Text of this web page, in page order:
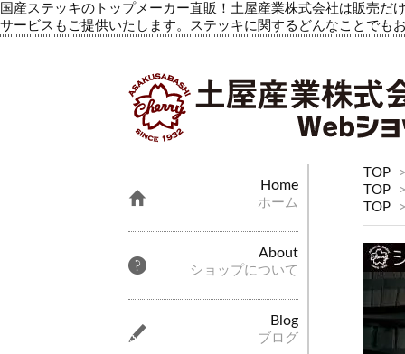
国産ステッキのトップメーカー直販！土屋産業株式会社は販売
サービスもご提供いたします。ステッキに関するどんなことでも
TOP
TOP
TOP
Home
ホーム
About
ショップについて
Blog
ブログ